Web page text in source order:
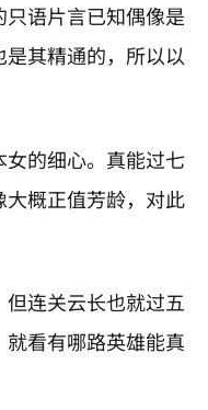
语片言已知偶像是
其精通的，所以以
的细心。真能过七
概正值芳龄，对此
连关云长也就过五
看有哪路英雄能真